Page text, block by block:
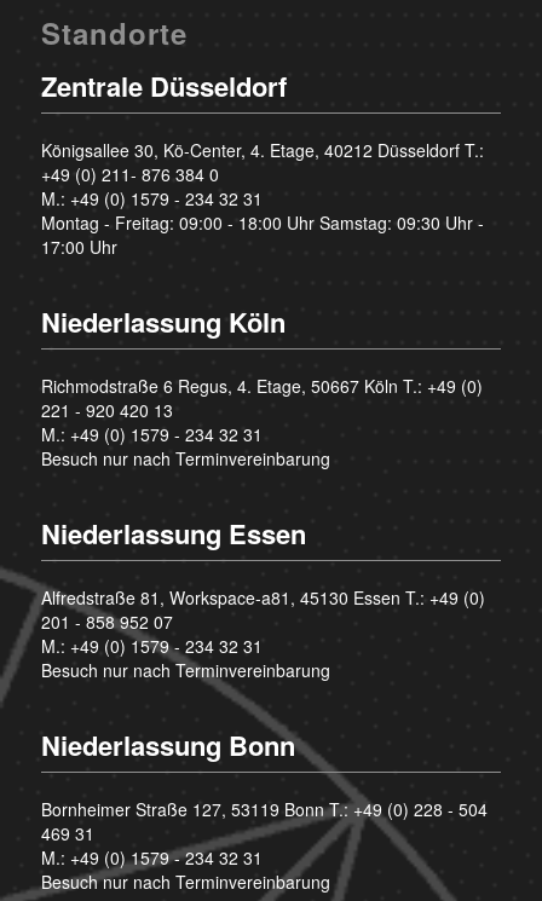
Standorte
Zentrale Düsseldorf
Königsallee 30, Kö-Center, 4. Etage, 40212 Düsseldorf T.:
+49 (0) 211- 876 384 0
M.: +49 (0) 1579 - 234 32 31
Montag - Freitag: 09:00 - 18:00 Uhr Samstag: 09:30 Uhr -
17:00 Uhr
Niederlassung Köln
Richmodstraße 6 Regus, 4. Etage, 50667 Köln T.: +49 (0)
221 - 920 420 13
M.: +49 (0) 1579 - 234 32 31
Besuch nur nach Terminvereinbarung
Niederlassung Essen
Alfredstraße 81, Workspace-a81, 45130 Essen T.: +49 (0)
201 - 858 952 07
M.: +49 (0) 1579 - 234 32 31
Besuch nur nach Terminvereinbarung
Niederlassung Bonn
Bornheimer Straße 127, 53119 Bonn T.:+49 (0) 228 - 504
469 31
M.: +49 (0) 1579 - 234 32 31
Besuch nur nach Terminvereinbarung